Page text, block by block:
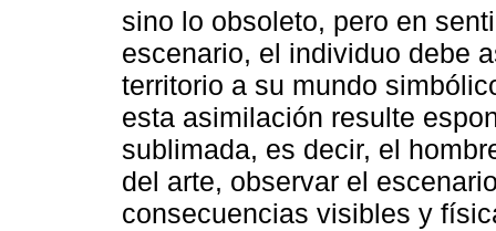
sino lo obsoleto, pero en
escenario, el individuo debe
territorio a su mundo
esta asimilación resulte
sublimada, es decir, el
del arte, observar el
consecuencias visibles y